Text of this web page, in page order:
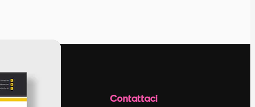
Azienda Contattaci